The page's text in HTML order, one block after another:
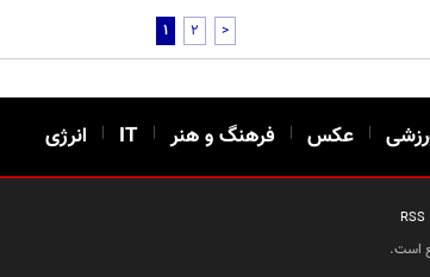
1 2 >
| عکس | فرهنگ و هنر |
IT
| انرژی
RSS
است.